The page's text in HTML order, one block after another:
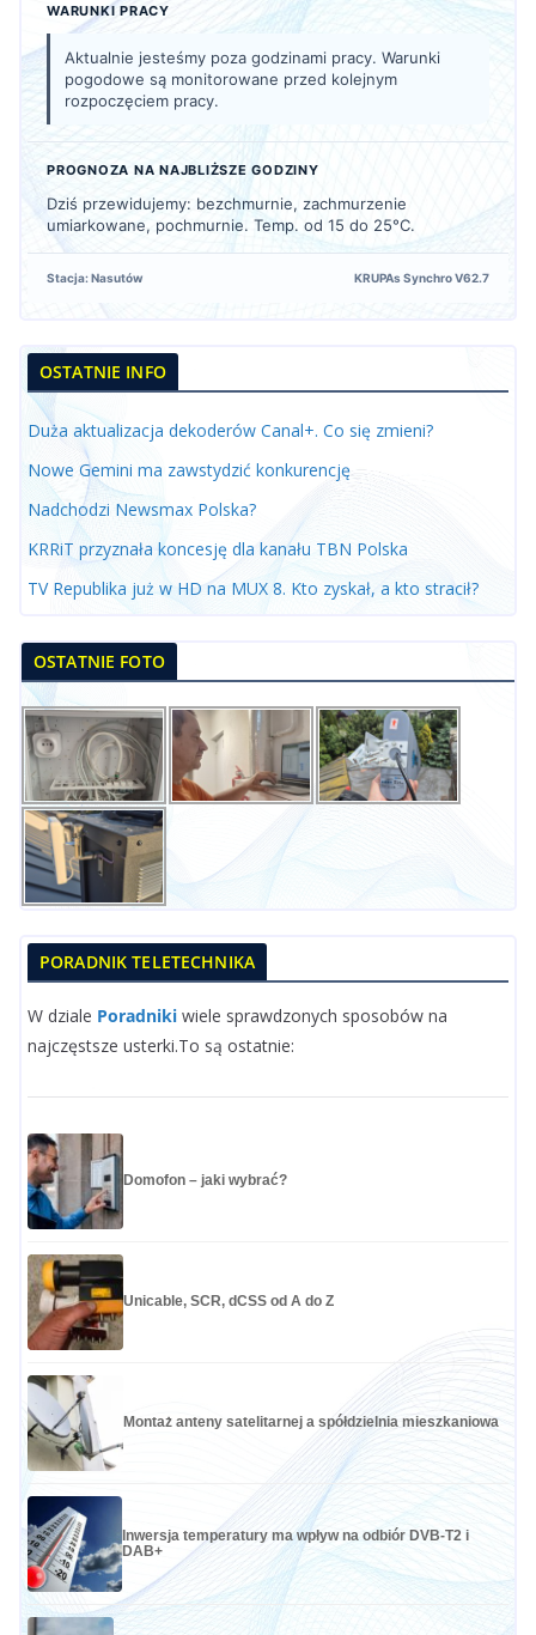
WARUNKI PRACY
Aktualnie jesteśmy poza godzinami pracy. Warunki
pogodowe są monitorowane przed kolejnym
rozpoczęciem pracy.
PROGNOZA NA NAJBLIŻSZE GODZINY
Dziś przewidujemy: bezchmurnie, zachmurzenie
umiarkowane, pochmurnie. Temp. od 15 do 25°C.
Stacja: Nasutów KRUPAs Synchro V62.7
OSTATNIE INFO
Duża aktualizacja dekoderów Canal+. Co się zmieni?
Nowe Gemini ma zawstydzić konkurencję
Nadchodzi Newsmax Polska?
KRRiT przyznała koncesję dla kanału TBN Polska
TV Republika już w HD na MUX 8. Kto zyskał, a kto stracił?
OSTATNIE FOTO
PORADNIK TELETECHNIKA
W dziale Poradniki wiele sprawdzonych sposobów na
najczęstsze usterki.To są ostatnie:
Domofon – jaki wybrać?
Unicable, SCR, dCSS od A do Z
Montaż anteny satelitarnej a spółdzielnia mieszkaniowa
Inwersja temperatury ma wpływ na odbiór DVB-T2 i
DAB+